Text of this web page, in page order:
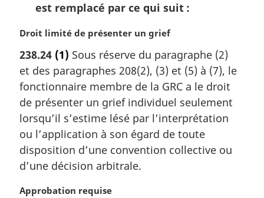
e
:
est remplacé par ce qui suit :
N
t
e
m
a
r
g
i
n
a
e
Droit limité de présenter un grief
238.24 (1) Sous réserve du paragraphe (2)
et des paragraphes 208(2), (3) et (5) à (7), le
fonctionnaire membre de la GRC a le droit
de présenter un grief individuel seulement
lorsqu’il s’estime lésé par l’interprétation
ou l’application à son égard de toute
disposition d’une convention collective ou
d’une décision arbitrale.
N
Approbation requise